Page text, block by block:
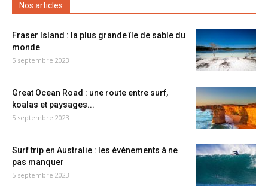
Nos articles
Fraser Island : la plus grande île de sable du
monde
5 septembre 2023
Great Ocean Road : une route entre surf,
koalas et paysages...
5 septembre 2023
Surf trip en Australie : les événements à ne
pas manquer
5 septembre 2023